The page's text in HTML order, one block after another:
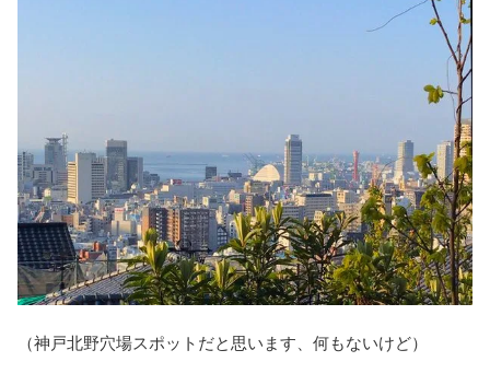
（神戸北野穴場スポットだと思います、何もないけど）